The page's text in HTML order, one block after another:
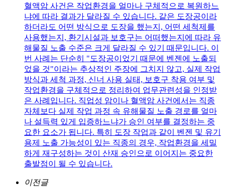
혈액암 사건은 작업환경을 얼마나 구체적으로 복원하느
냐에 따라 결과가 달라질 수 있습니다. 같은 도장공이라
하더라도 어떤 방식으로 도장을 했는지, 어떤 세척제를
사용했는지, 환기시설과 보호구는 어떠했는지에 따라 유
해물질 노출 수준은 크게 달라질 수 있기 때문입니다. 이
번 사례는 단순히 "도장공이었기 때문에 벤젠에 노출되
었을 것"이라는 추상적인 주장에 그치지 않고, 실제 작업
방식과 세척 과정, 신너 사용 실태, 보호구 착용 여부 및
작업환경을 구체적으로 정리하여 업무관련성을 인정받
은 사례입니다. 직업성 암이나 혈액암 사건에서는 직종
자체보다 실제 작업 과정 속 유해물질 노출 경로를 얼마
나 설득력 있게 입증하느냐가 승인 여부를 결정하는 중
요한 요소가 됩니다. 특히 도장 작업과 같이 벤젠 및 유기
용제 노출 가능성이 있는 직종의 경우, 작업환경을 세밀
하게 재구성하는 것이 산재 승인으로 이어지는 중요한
출발점이 될 수 있습니다.
이전글